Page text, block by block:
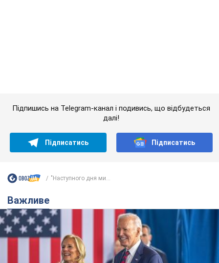
Важливе
Дружина тяжкохворого Джо Байдена назвала
перший симптом, який сигналізував про його
"агресивний" рак